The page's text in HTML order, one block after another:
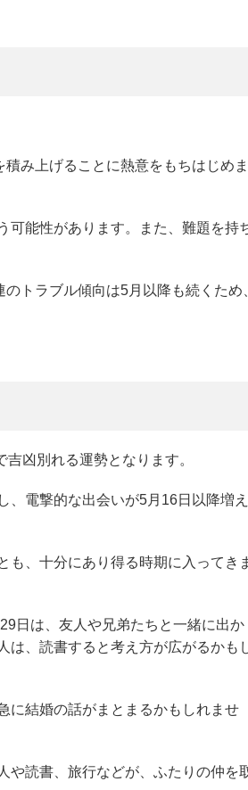
み上げることに熱意をもちはじめま
可能性があります。また、難題を持
トラブル傾向は5月以降も続くため
凶別れる運勢となります。
、電撃的な出会いが5月16日以降増え
も、十分にあり得る時期に入ってき
日は、友人や兄弟たちと一緒に出か
は、読書すると考え方が広がるかも
に結婚の話がまとまるかもしれませ
や読書、旅行などが、ふたりの仲を